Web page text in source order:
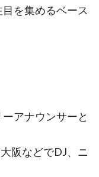
を集めるベース
アナウンサーと
阪などでDJ、ニ